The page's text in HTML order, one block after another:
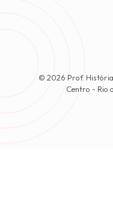
© 2026 Prof. História
Centro - Rio